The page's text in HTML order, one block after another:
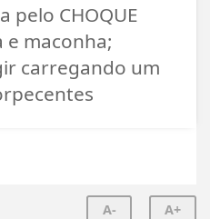
pelo CHOQUE
e maconha;
carregando um
A- A+